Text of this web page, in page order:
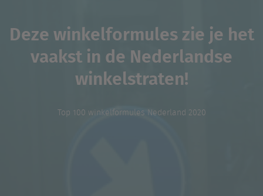
Deze winkelformules zie je het
vaakst in de Nederlandse
winkelstraten!
Top 100 winkelformules Nederland 2020